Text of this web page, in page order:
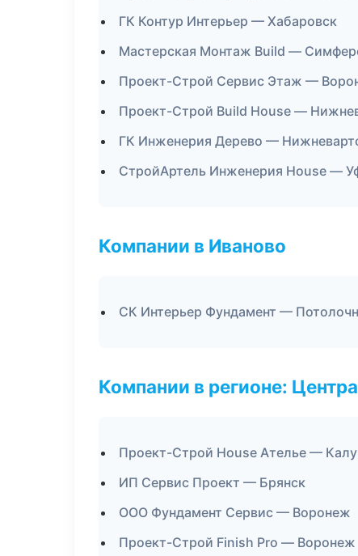
ГК Контур Интерьер — Хабаровск
Мастерская Монтаж Build —
Проект-Строй Сервис Этаж —
Проект-Строй Build House —
ГК Инженерия Дерево —
СтройАртель Инженерия House —
Компании в Иваново
СК Интерьер Фундамент —
Компании в регионе:
Проект-Строй House Ателье —
ИП Сервис Проект — Брянск
ООО Фундамент Сервис — Воронеж
Проект-Строй Finish Pro — Воронеж